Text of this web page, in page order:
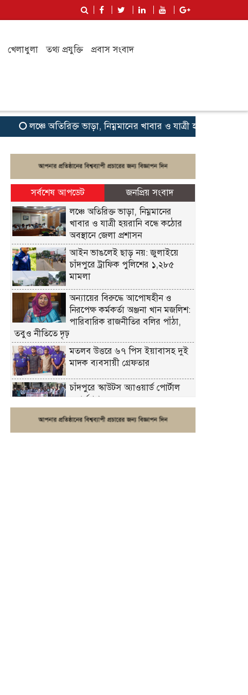
খেলাধুলা তথ্য প্রযুক্তি প্রবাস সংবাদ
লঞ্চে অতিরিক্ত ভাড়া, নিম্নমানের খাবার ও যাত্রী হয়রানি বন্ধে কঠোর
সর্বশেষ আপডেট
জনপ্রিয় সংবাদ
লঞ্চে অতিরিক্ত ভাড়া, নিম্নমানের
খাবার ও যাত্রী হয়রানি বন্ধে কঠোর
অবস্থানে জেলা প্রশাসন
আইন ভাঙলেই ছাড় নয়: জুলাইয়ে
চাঁদপুরে ট্রাফিক পুলিশের ১,২৮৫
মামলা
অন্যায়ের বিরুদ্ধে আপোষহীন ও
নিরপেক্ষ কর্মকর্তা অঞ্জনা খান মজলিশ:
পারিবারিক রাজনীতির বলির পাঁঠা,
তবুও নীতিতে দৃঢ়
মতলব উত্তরে ৬৭ পিস ইয়াবাসহ দুই
মাদক ব্যবসায়ী গ্রেফতার
চাঁদপুরে স্কাউটস অ্যাওয়ার্ড পোর্টাল
ওয়ার্কশপ
ফরিদগঞ্জে চুরির আতঙ্ক: এক সপ্তাহে
২০টির বেশি ঘটনা, নিরাপত্তাহীনতায়